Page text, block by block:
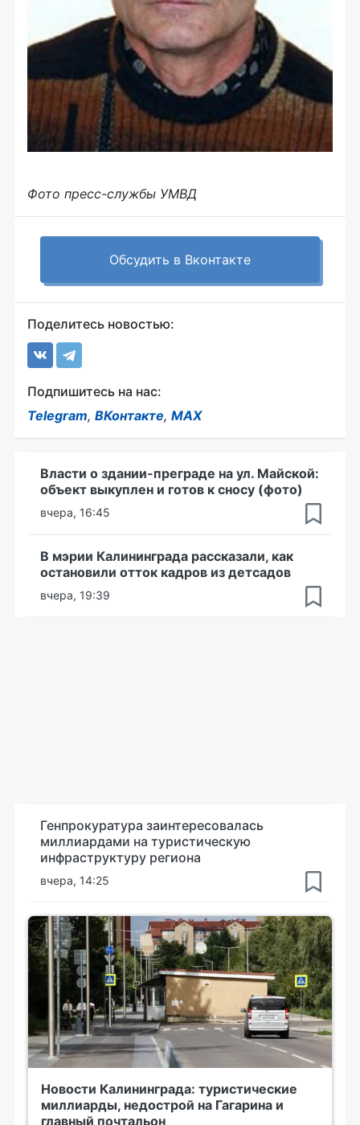
Фото пресс-службы УМВД
Обсудить в Вконтакте
Поделитесь новостью:
Подпишитесь на нас:
Telegram, ВКонтакте, MAX
Власти о здании-преграде на ул. Майской:
объект выкуплен и готов к сносу (фото)
вчера, 16:45
В мэрии Калининграда рассказали, как
остановили отток кадров из детсадов
вчера, 19:39
Генпрокуратура заинтересовалась
миллиардами на туристическую
инфраструктуру региона
вчера, 14:25
Новости Калининграда: туристические
миллиарды, недострой на Гагарина и
главный почтальон